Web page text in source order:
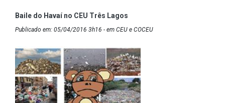
Baile do Havaí no CEU Três Lagos
Publicado em: 05/04/2016 3h16 - em CEU e COCEU